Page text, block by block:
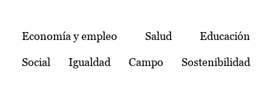
Temas
Economía y empleo Salud Educación
Social Igualdad Campo Sostenibilidad